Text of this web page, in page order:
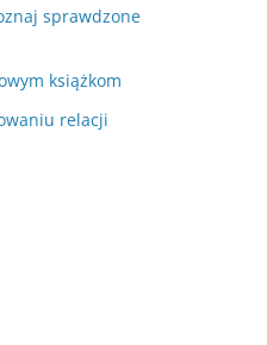
sprawdzone
książkom
relacji